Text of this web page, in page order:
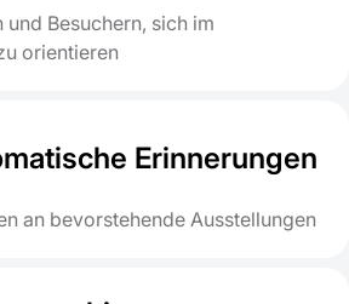
und Besuchern, sich im
orientieren
Erinnerungen
an bevorstehende Ausstellungen